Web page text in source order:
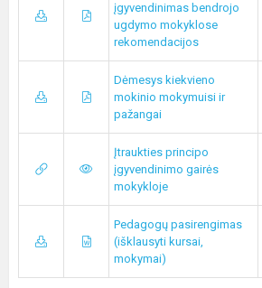
įgyvendinimas bendrojo
ugdymo mokyklose
rekomendacijos
Dėmesys kiekvieno
mokinio mokymuisi ir
pažangai
Įtraukties principo
įgyvendinimo gairės
mokykloje
Pedagogų pasirengimas
(išklausyti kursai,
mokymai)